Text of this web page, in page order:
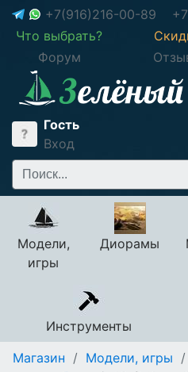
+7(916)216-00-89
Что выбрать?
Форум
Гость
Вход
Модели,
игры
Диорамы
Инструменты
Магазин / Модели, игры /